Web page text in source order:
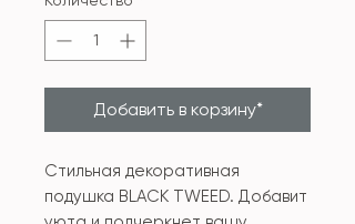
Добавить в корзину*
Стильная декоративная
подушка BLACK TWEED. Добавит